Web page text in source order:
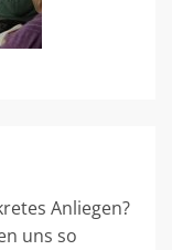
Anliegen?
uns so